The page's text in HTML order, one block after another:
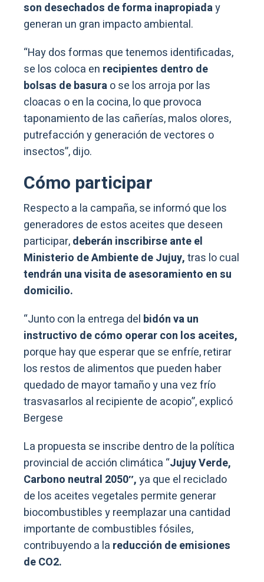
son desechados de forma inapropiaday
generan un gran impacto ambiental.
“Hay dos formas que tenemos identificadas,
se los coloca en recipientes dentro de
bolsas de basurao se los arroja por las
cloacas o en la cocina, lo que provoca
taponamiento de las cañerías, malos olores,
putrefacción y generación de vectores o
insectos”, dijo.
Cómo participar
Respecto a la campaña, se informó que los
generadores de estos aceites que deseen
participar,deberán inscribirse ante el
Ministerio de Ambiente de Jujuy,tras lo cual
tendrán una visita de asesoramiento en su
domicilio.
“Junto con la entrega del bidón va un
instructivo de cómo operar con los aceites,
porque hay que esperar que se enfríe, retirar
los restos de alimentos que pueden haber
quedado de mayor tamaño y una vez frío
trasvasarlos al recipiente de acopio”, explicó
Bergese
La propuesta se inscribe dentro de la política
provincial de acción climática “Jujuy Verde,
Carbono neutral 2050″,ya que el reciclado
de los aceites vegetales permite generar
biocombustibles y reemplazar una cantidad
importante de combustibles fósiles,
contribuyendo a la reducción de emisiones
de CO2.